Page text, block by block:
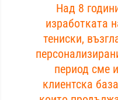
Над 8
изработката
тениски,
период сме
клиентска